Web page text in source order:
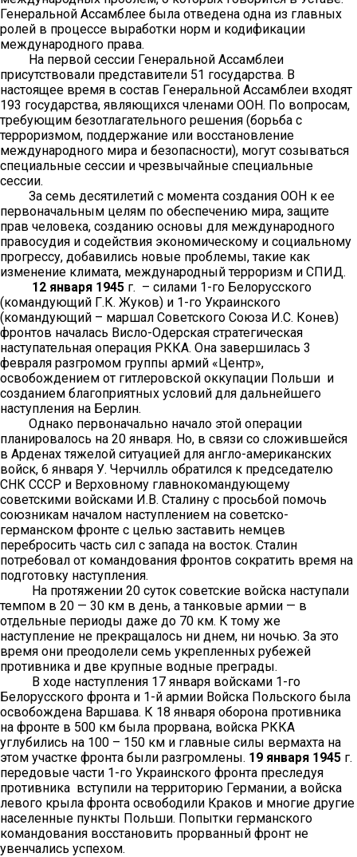
Генеральной Ассамблее была отведена одна из главных
ролей в процессе выработки норм и кодификации
международного права.
На первой сессии Генеральной Ассамблеи
присутствовали представители 51 государства. В
настоящее время в состав Генеральной Ассамблеи входят
193 государства, являющихся членами ООН. По вопросам,
требующим безотлагательного решения (борьба с
терроризмом, поддержание или восстановление
международного мира и безопасности), могут созываться
специальные сессии и чрезвычайные специальные
сессии.
За семь десятилетий с момента создания ООН к ее
первоначальным целям по обеспечению мира, защите
прав человека, созданию основы для международного
правосудия и содействия экономическому и социальному
прогрессу, добавились новые проблемы, такие как
изменение климата, международный терроризм и СПИД.
12 января 1945 г. – силами 1-го Белорусского
(командующий Г.К. Жуков) и 1-го Украинского
(командующий – маршал Советского Союза И.С. Конев)
фронтов началась Висло-Одерская стратегическая
наступательная операция РККА. Она завершилась 3
февраля разгромом группы армий «Центр»,
освобождением от гитлеровской оккупации Польши и
созданием благоприятных условий для дальнейшего
наступления на Берлин.
Однако первоначально начало этой операции
планировалось на 20 января. Но, в связи со сложившейся
в Арденах тяжелой ситуацией для англо-американских
войск, 6 января У. Черчилль обратился к председателю
СНК СССР и Верховному главнокомандующему
советскими войсками И.В. Сталину с просьбой помочь
союзникам началом наступлением на советско-
германском фронте с целью заставить немцев
перебросить часть сил с запада на восток. Сталин
потребовал от командования фронтов сократить время на
подготовку наступления.
На протяжении 20 суток советские войска наступали
темпом в 20 — 30 км в день, а танковые армии — в
отдельные периоды даже до 70 км. К тому же
наступление не прекращалось ни днем, ни ночью. За это
время они преодолели семь укрепленных рубежей
противника и две крупные водные преграды.
В ходе наступления 17 января войсками 1-го
Белорусского фронта и 1-й армии Войска Польского была
освобождена Варшава. К 18 января оборона противника
на фронте в 500 км была прорвана, войска РККА
углубились на 100 – 150 км и главные силы вермахта на
этом участке фронта были разгромлены. 19 января 1945 г.
передовые части 1-го Украинского фронта преследуя
противника вступили на территорию Германии, а войска
левого крыла фронта освободили Краков и многие другие
населенные пункты Польши. Попытки германского
командования восстановить прорванный фронт не
увенчались успехом.